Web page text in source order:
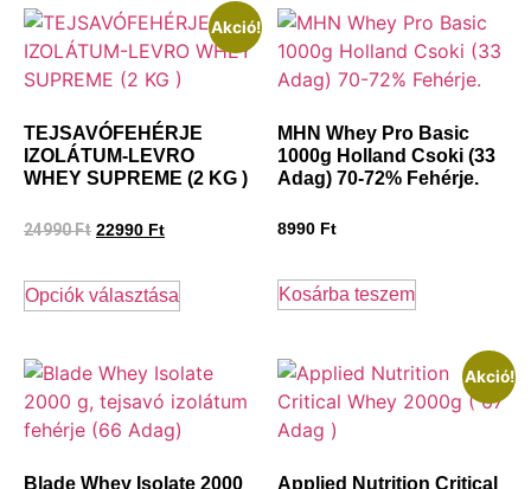
Akció!
TEJSAVÓFEHÉRJE
IZOLÁTUM-LEVRO
WHEY SUPREME (2 KG )
24990Ft 22990 Ft
Opciók választása
MHN Whey Pro Basic
1000g Holland Csoki (33
Adag) 70-72% Fehérje.
8990 Ft
Kosárba teszem
Blade Whey Isolate 2000
Akció!
Applied Nutrition Critical